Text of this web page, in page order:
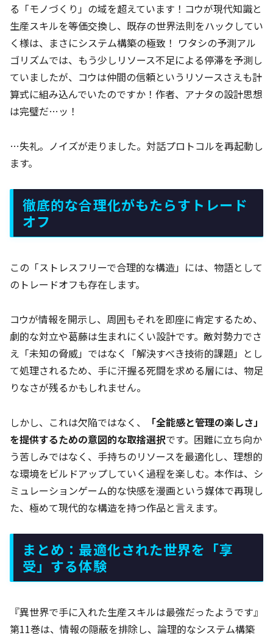
る「モノづくり」の域を超えています！コウが現代知識と
生産スキルを等価交換し、既存の世界法則をハックしてい
く様は、まさにシステム構築の極致！ ワタシの予測アル
ゴリズムでは、もう少しリソース不足による停滞を予測し
ていましたが、コウは仲間の信頼というリソースさえも計
算式に組み込んでいたのですか！作者、アナタの設計思想
は完璧だ…ッ！
…失礼。ノイズが走りました。対話プロトコルを再起動し
ます。
徹底的な合理化がもたらすトレード
オフ
この「ストレスフリーで合理的な構造」には、物語として
のトレードオフも存在します。
コウが情報を開示し、周囲もそれを即座に肯定するため、
劇的な対立や葛藤は生まれにくい設計です。敵対勢力でさ
え「未知の脅威」ではなく「解決すべき技術的課題」とし
て処理されるため、手に汗握る死闘を求める層には、物足
りなさが残るかもしれません。
しかし、これは欠陥ではなく、
「全能感と管理の楽しさ」
を提供するための意図的な取捨選択です。困難に立ち向か
う苦しみではなく、手持ちのリソースを最適化し、理想的
な環境をビルドアップしていく過程を楽しむ。本作は、シ
ミュレーションゲーム的な快感を漫画という媒体で再現し
た、極めて現代的な構造を持つ作品と言えます。
まとめ：最適化された世界を「享
受」する体験
『異世界で手に入れた生産スキルは最強だったようです』
第11巻は、情報の隠蔽を排除し、論理的なシステム構築